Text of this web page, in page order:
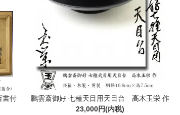
付
鵬雲斎御好 七種天目用天目台 高木玉栄 作
23,000円(内税)